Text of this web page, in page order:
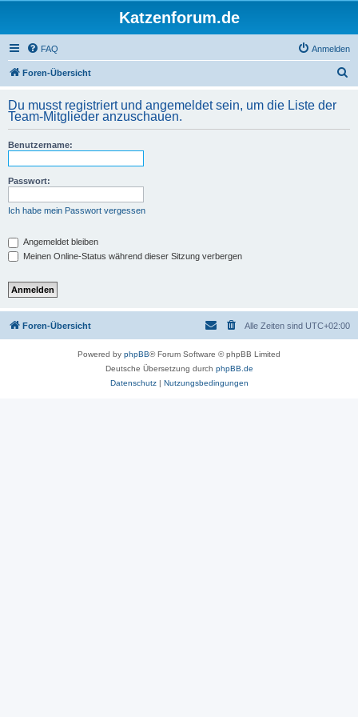
Katzenforum.de
FAQ Anmelden
Foren-Übersicht
h
Du musst registriert und angemeldet sein, um die Liste der
Team-Mitglieder anzuschauen.
Benutzername:
Passwort:
Ich habe mein Passwort vergessen
Angemeldet bleiben
Meinen Online-Status während dieser Sitzung verbergen
Foren-Übersicht Alle Zeiten sind UTC+02:00
Powered by phpBB® Forum Software © phpBB Limited
Deutsche Übersetzung durch phpBB.de
Datenschutz| Nutzungsbedingungen